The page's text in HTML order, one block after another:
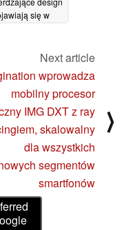
się w
Next article
wprowadza
mobilny procesor
IMG DXT z ray
skalowalny
dla wszystkich
segmentów
smartfonów
⟩